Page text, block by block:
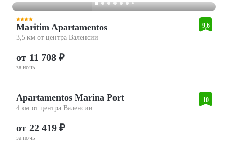
Maritim Apartamentos
3,5 км от центра Валенсии
9,6
от 11 708 ₽
за ночь
Apartamentos Marina Port
4 км от центра Валенсии
10
от 22 419 ₽
за ночь